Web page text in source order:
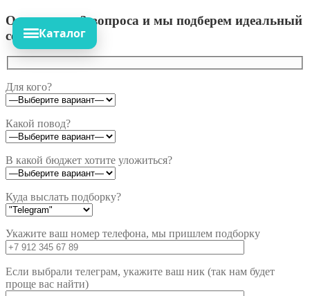
Ответьте на 3 вопроса и мы подберем идеальный
сет!
Для кого?
Какой повод?
В какой бюджет хотите уложиться?
Куда выслать подборку?
Укажите ваш номер телефона, мы пришлем подборку
Если выбрали телеграм, укажите ваш ник (так нам будет
проще вас найти)
Каталог